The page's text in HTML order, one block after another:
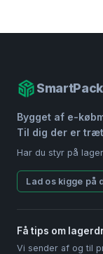
SmartPack
Bygget af e-
Til dig der er
Har du styr på
Lad os kigge på
Få tips om
Vi sender af og til